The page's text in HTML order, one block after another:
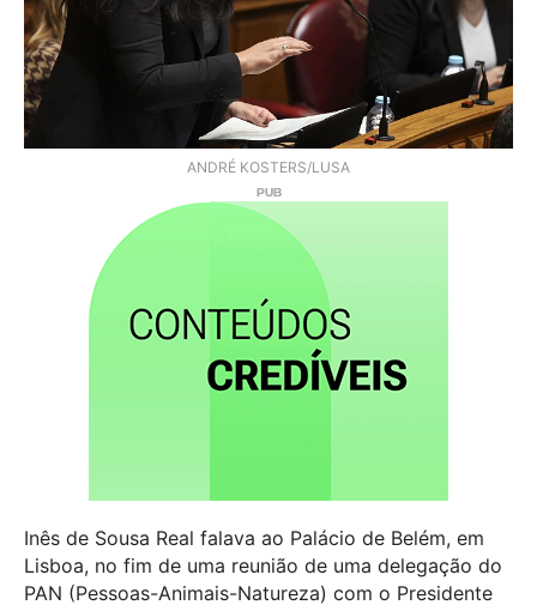
ANDRÉ KOSTERS/LUSA
Inês de Sousa Real falava ao Palácio de Belém, em
Lisboa, no fim de uma reunião de uma delegação do
PAN (Pessoas-Animais-Natureza) com o Presidente